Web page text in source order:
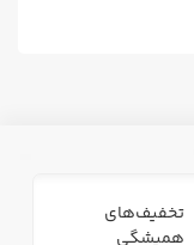
تخفیف‌های
همیشگی